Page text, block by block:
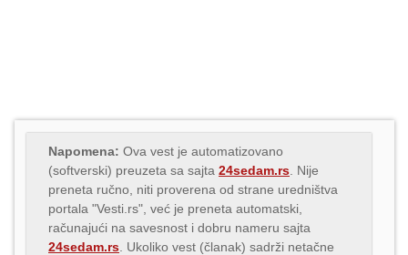
Napomena: Ova vest je automatizovano
(softverski) preuzeta sa sajta 24sedam.rs . Nije
preneta ručno, niti proverena od strane uredništva
portala "Vesti.rs", već je preneta automatski,
računajući na savesnost i dobru nameru sajta
24sedam.rs . Ukoliko vest (članak) sadrži netačne